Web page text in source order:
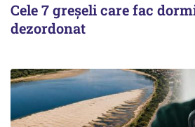
Cele 7 greșeli care fac
dezordonat